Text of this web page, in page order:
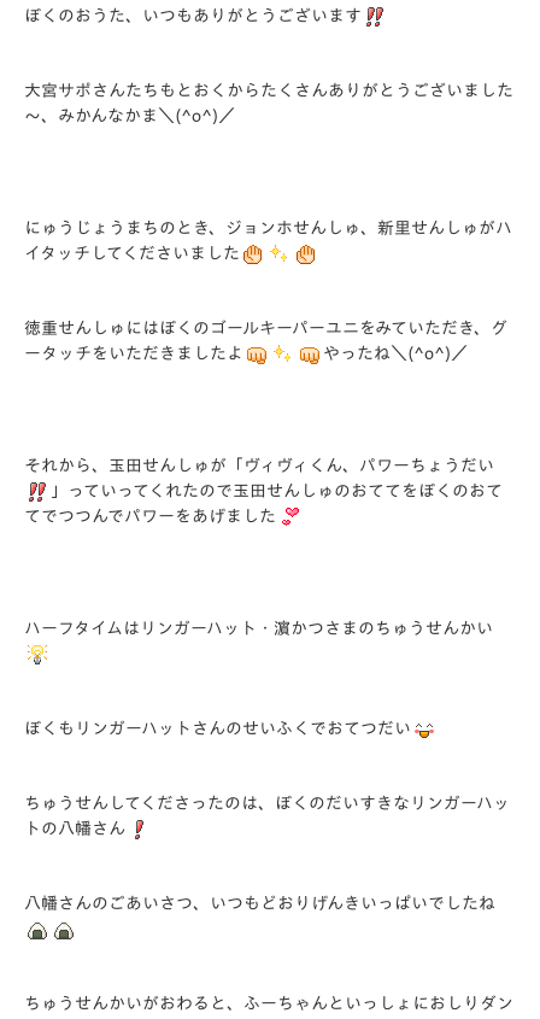
ぼくのおうた、いつもありがとうございます
大宮サポさんたちもとおくからたくさんありがとうございました
～、みかんなかま＼(^o^)／
にゅうじょうまちのとき、ジョンホせんしゅ、新里せんしゅがハ
イタッチしてくださいました
徳重せんしゅにはぼくのゴールキーパーユニをみていただき、グ
ータッチをいただきましたよ
やったね＼(^o^)／
それから、玉田せんしゅが「ヴィヴィくん、パワーちょうだい
」っていってくれたので玉田せんしゅのおててをぼくのおて
てでつつんでパワーをあげました
ハーフタイムはリンガーハット・濵かつさまのちゅうせんかい
ぼくもリンガーハットさんのせいふくでおてつだい
ちゅうせんしてくださったのは、ぼくのだいすきなリンガーハッ
トの八幡さん
八幡さんのごあいさつ、いつもどおりげんきいっぱいでしたね
ちゅうせんかいがおわると、ふーちゃんといっしょにおしりダン